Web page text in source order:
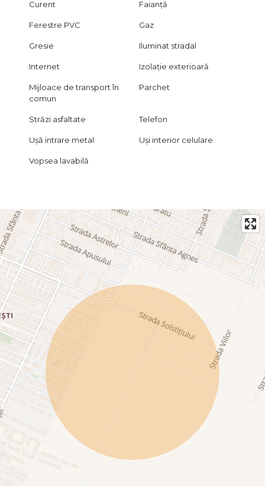
Curent Faianță
Ferestre PVC Gaz
Gresie Iluminat stradal
Internet Izolație exterioară
Mijloace de transport în
comun
Parchet
Străzi asfaltate Telefon
Ușă intrare metal Uși interior celulare
Vopsea lavabilă